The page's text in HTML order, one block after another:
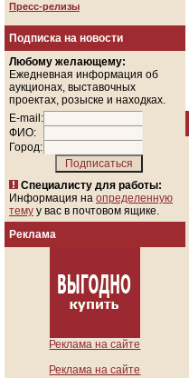
Пресс-релизы
Подписка на новости
Любому желающему:
Ежедневная информация об
аукционах, выставочных
проектах, розыске и находках.
E-mail:
ФИО:
Город:
Специалисту для работы:
Информация на определенную
тему у вас в почтовом ящике.
Реклама
Реклама на сайте
Реклама на сайте